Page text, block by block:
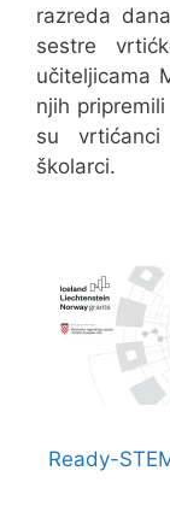
razreda
sestre
učiteljicama
njih
su
školarci.
Ready-